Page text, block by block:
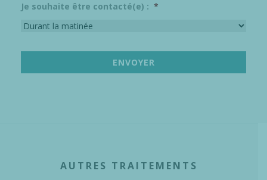
Je souhaite être contacté(e) : *
AUTRES TRAITEMENTS